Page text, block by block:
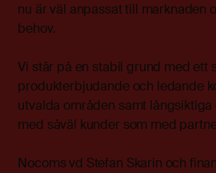
nu är väl anpassat till marknaden
behov.
Vi står på en stabil grund med ett
produkterbjudande och ledande
utvalda områden samt
med såväl kunder som med
Nocoms vd Stefan Skarin och